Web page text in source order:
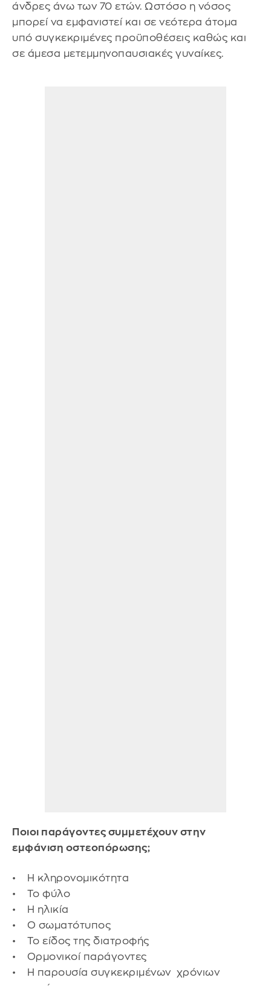
άνδρες άνω των 70 ετών. Ωστόσο η νόσος
μπορεί να εμφανιστεί και σε νεότερα άτομα
υπό συγκεκριμένες προϋποθέσεις καθώς και
σε άμεσα μετεμμηνοπαυσιακές γυναίκες.
Ποιοι παράγοντες συμμετέχουν στην
εμφάνιση οστεοπόρωσης;
• Η κληρονομικότητα
• Το φύλο
• Η ηλικία
• Ο σωματότυπος
• Το είδος της διατροφής
• Ορμονικοί παράγοντες
• Η παρουσία συγκεκριμένων χρόνιων